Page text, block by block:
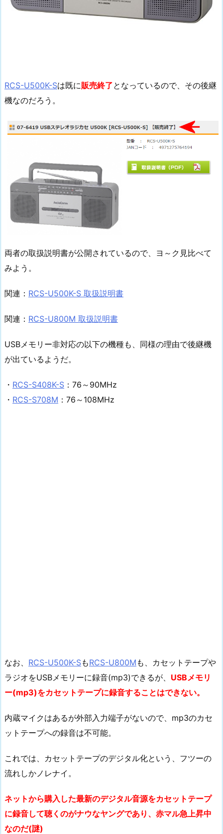
RCS-U500K-Sは既に販売終了となっているので、その後継
機なのだろう。
両者の取扱説明書が公開されているので、ヨ～ク見比べて
みよう。
関連： RCS-U500K-S 取扱説明書
関連： RCS-U800M 取扱説明書
USBメモリー非対応の以下の機種も、同様の理由で後継機
が出ているようだ。
・ RCS-S408K-S ：76～90MHz
・ RCS-S708M ：76～108MHz
なお、 RCS-U500K-SもRCS-U800M も、カセットテープや
ラジオをUSBメモリーに録音(mp3)できるが、 USBメモリ
ー(mp3)をカセットテープに録音することはできない。
内蔵マイクはあるが外部入力端子がないので、mp3のカセ
ットテープへの録音は不可能。
これでは、カセットテープのデジタル化という、フツーの
流れしかノレナイ。
ネットから購入した最新のデジタル音源をカセットテープ
に録音して聴くのがナウなヤングであり、赤マル急上昇中
なのだ(謎)